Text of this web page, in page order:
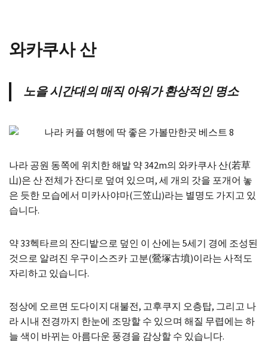
와카쿠사 산
노을 시간대의 매직 아워가 환상적인 명소
나라 공원 동쪽에 위치한 해발 약 342m의 와카쿠사 산(若草
山)은 산 전체가 잔디로 덮여 있으며, 세 개의 갓을 포개어 놓
은 듯한 모습에서 미카사야마(三笠山)라는 별명도 가지고 있
습니다.
약 33헥타르의 잔디밭으로 덮인 이 산에는 5세기 경에 조성된
것으로 알려진 우구이스즈카 고분(鶯塚古墳)이라는 사적도
자리하고 있습니다.
정상에 오르면 도다이지 대불전, 고후쿠지 오층탑, 그리고 나
라 시내 전경까지 한눈에 조망할 수 있으며 해질 무렵에는 하
늘 색이 바뀌는 아름다운 풍경을 감상할 수 있습니다.